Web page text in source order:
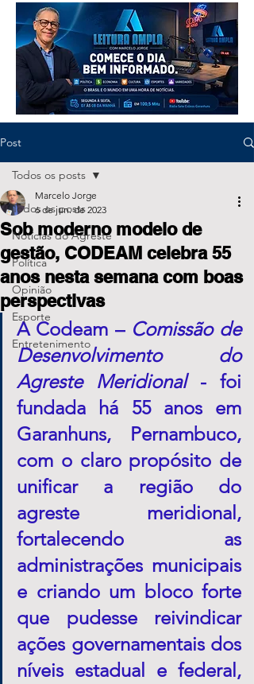
Post
Todos os posts
Notícias do Agreste
Política
Opinião
Esporte
Entretenimento
Todos os posts
Sob moderno modelo de
gestão, CODEAM celebra 55
anos nesta semana com boas
perspectivas
Marcelo Jorge
6 de jun. de 2023
A Codeam – Comissão de
Desenvolvimento do
Agreste Meridional - foi
fundada há 55 anos em
Garanhuns, Pernambuco,
com o claro propósito de
unificar a região do
agreste meridional,
fortalecendo as
administrações municipais
e criando um bloco forte
que pudesse reivindicar
ações governamentais dos
níveis estadual e federal,